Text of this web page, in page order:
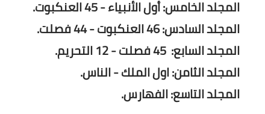
المجلد الخامس: أول الأنبياء - 45 العنكبوت.
المجلد السادس: 46 العنكبوت - 44 فصلت.
المجلد السابع: 45 فصلت - 12 التحريم.
المجلد الثامن: اول الملك - الناس.
المجلد التاسع: الفهارس.